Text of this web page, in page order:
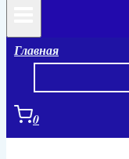
Главная
0